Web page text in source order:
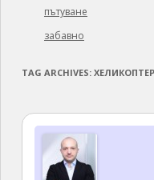
пътуване
забавно
TAG ARCHIVES: